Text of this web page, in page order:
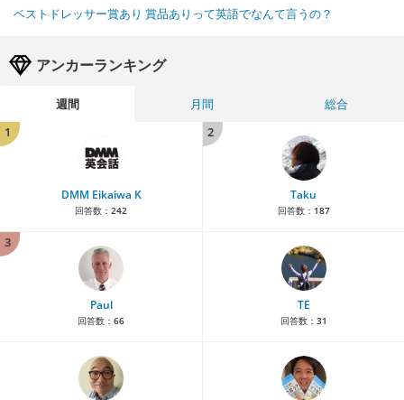
ベストドレッサー賞あり 賞品ありって英語でなんて言うの？
アンカーランキング
週間 月間
総合
1
DMM Eikaiwa K
回答数： 242
2
Taku
回答数： 187
3
Paul
回答数： 66
TE
回答数： 31